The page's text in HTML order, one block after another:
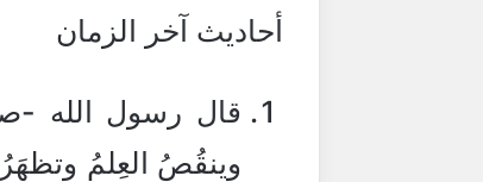
أحاديث آخر الزمان
قال رسول الله -
وينقُصُ العِلمُ